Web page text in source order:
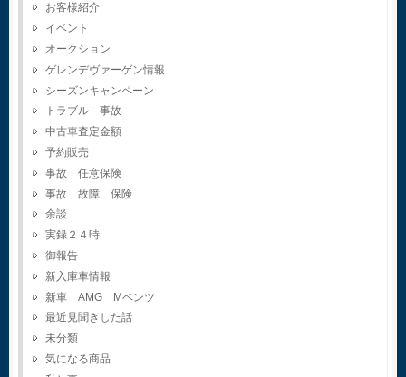
お客様紹介
イベント
オークション
ゲレンデヴァーゲン情報
シーズンキャンペーン
トラブル 事故
中古車査定金額
予約販売
事故 任意保険
事故 故障 保険
余談
実録２４時
御報告
新入庫車情報
新車 AMG Mベンツ
最近見聞きした話
未分類
気になる商品